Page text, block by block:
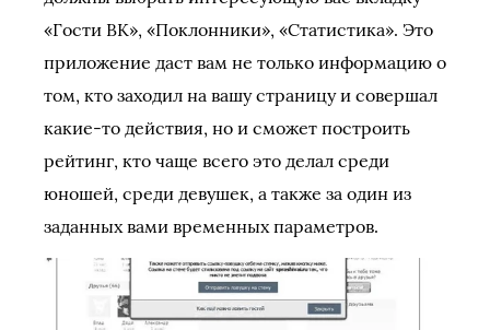
«Гости ВК», «Поклонники», «Статистика». Это
приложение даст вам не только информацию о
том, кто заходил на вашу страницу и совершал
какие-то действия, но и сможет построить
рейтинг, кто чаще всего это делал среди
юношей, среди девушек, а также за один из
заданных вами временных параметров.